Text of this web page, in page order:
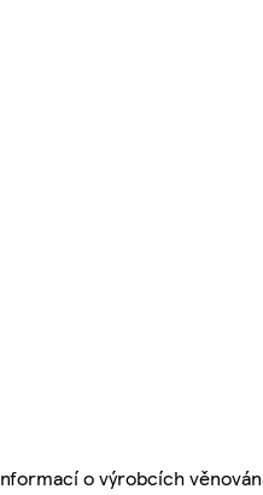
o výrobcích